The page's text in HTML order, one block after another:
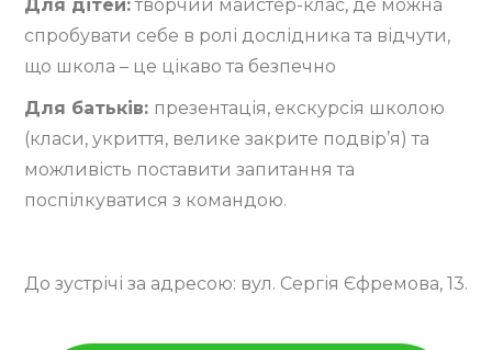
Для дітей:творчий майстер-клас, де можна
спробувати себе в ролі дослідника та відчути,
що школа – це цікаво та безпечно
Для батьків: презентація, екскурсія школою
(класи, укриття, велике закрите подвір’я) та
можливість поставити запитання та
поспілкуватися з командою.
До зустрічі за адресою: вул. Сергія Єфремова, 13.